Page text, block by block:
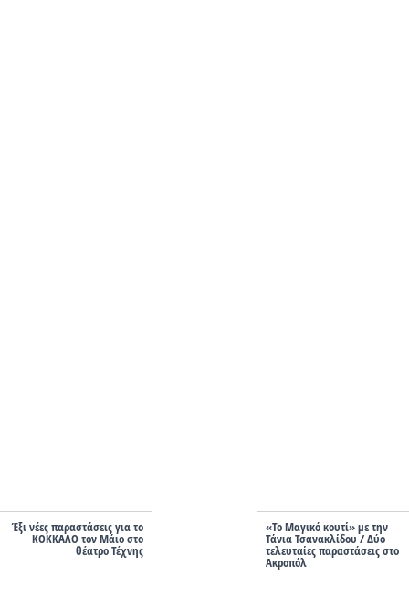
Έξι νέες παραστάσεις για το
ΚΟΚΚΑΛΟ τον Μάιο στο
θέατρο Τέχνης
«Το Μαγικό κουτί» με την
Τάνια Τσανακλίδου / Δύο
τελευταίες παραστάσεις στο
Ακροπόλ